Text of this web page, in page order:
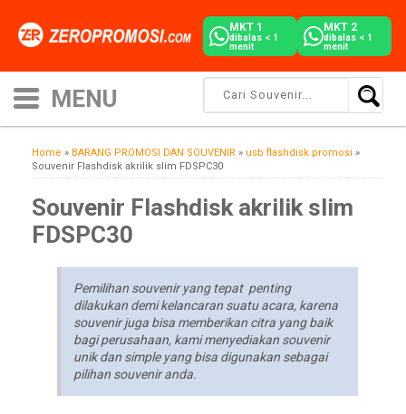
MKT 1
dibalas < 1
menit
MKT 2
dibalas < 1
menit
Home » BARANG PROMOSI DAN SOUVENIR » usb flashdisk promosi »
Souvenir Flashdisk akrilik slim FDSPC30
Souvenir Flashdisk akrilik slim
FDSPC30
Pemilihan souvenir yang tepat penting
dilakukan demi kelancaran suatu acara, karena
souvenir juga bisa memberikan citra yang baik
bagi perusahaan, kami menyediakan souvenir
unik dan simple yang bisa digunakan sebagai
pilihan souvenir anda.